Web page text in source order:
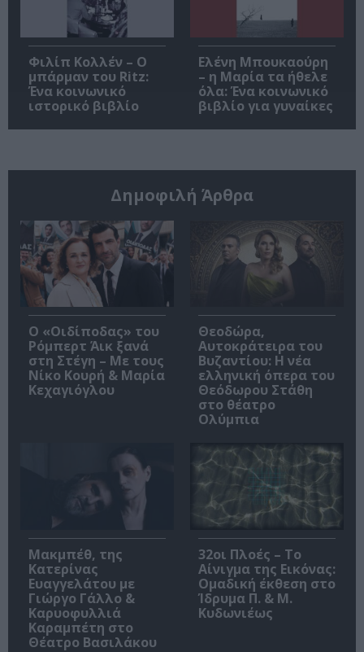
Φιλίπ Κολλέν – Ο
μπάρμαν του Ritz:
Ένα κοινωνικό
ιστορικό βιβλίο
Ελένη Μπουκαούρη
– η Μαρία τα ήθελε
όλα: Ένα κοινωνικό
βιβλίο για γυναίκες
Δημοφιλή Άρθρα
O «Οιδίποδας» του
Ρόμπερτ Άικ ξανά
στη Στέγη – Με τους
Νίκο Κουρή & Μαρία
Κεχαγιόγλου
Θεοδώρα,
Αυτοκράτειρα του
Βυζαντίου: Η νέα
ελληνική όπερα του
Θεόδωρου Στάθη
στο θέατρο
Ολύμπια
Μακμπέθ, της
Κατερίνας
Ευαγγελάτου με
Γιώργο Γάλλο &
Καρυοφυλλιά
Καραμπέτη στο
Θέατρο Βασιλάκου
32οι Πλοές – Το
Αίνιγμα της Εικόνας:
Ομαδική έκθεση στο
Ίδρυμα Π. & Μ.
Κυδωνιέως